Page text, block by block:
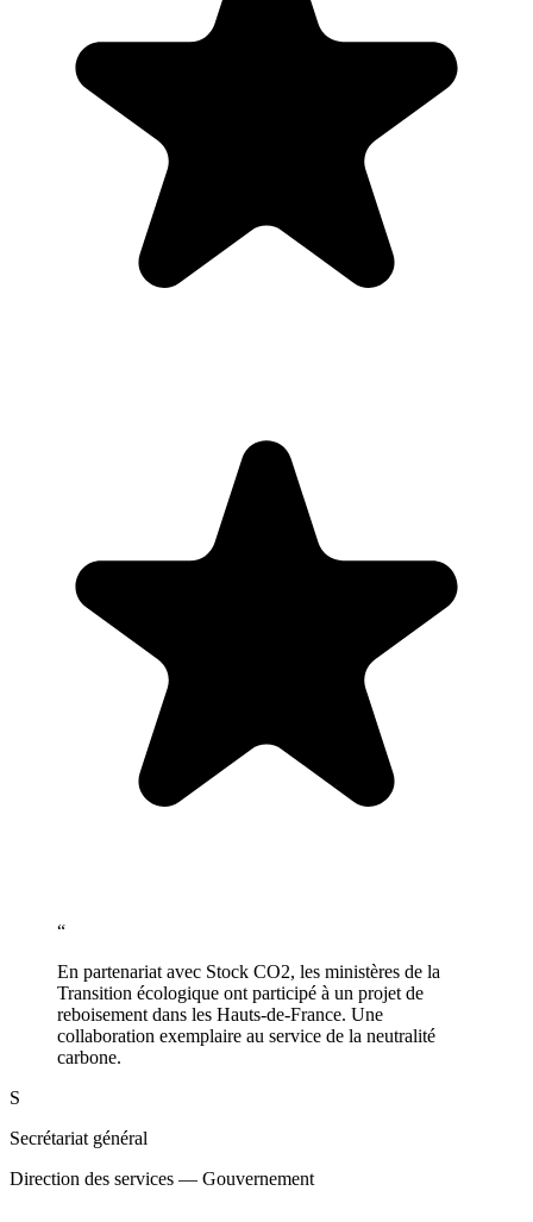
“
En partenariat avec Stock CO2, les ministères de la
Transition écologique ont participé à un projet de
reboisement dans les Hauts-de-France. Une
collaboration exemplaire au service de la neutralité
carbone.
S
Secrétariat général
Direction des services — Gouvernement